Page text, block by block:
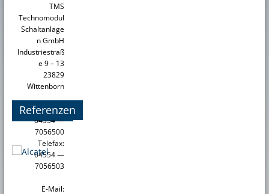
TMS
Technomodul
Schaltanlage
n GmbH
Industriestraß
e 9 – 13
23829
Wittenborn
Telefon:
04554 —
7056500
Telefax:
04554 —
7056503
E-Mail:
Referenzen